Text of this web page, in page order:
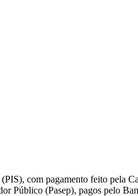
com pagamento feito pela
Público (Pasep), pagos pelo